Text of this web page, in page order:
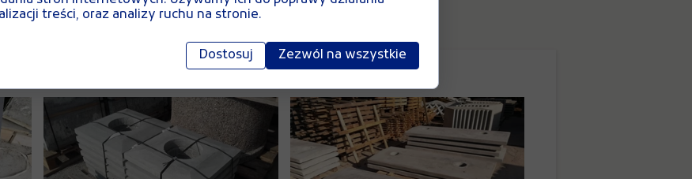
treści, oraz analizy ruchu na stronie.
Dostosuj Zezwól na wszystkie